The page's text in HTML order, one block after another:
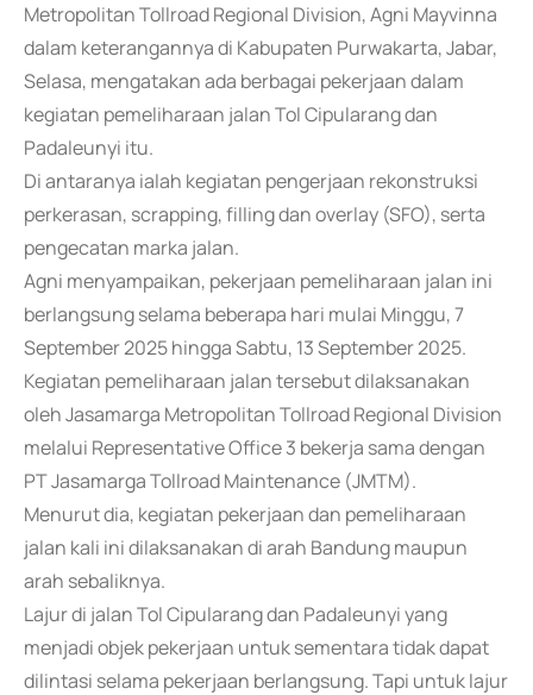
Metropolitan Tollroad Regional Division, Agni Mayvinna
dalam keterangannya di Kabupaten Purwakarta, Jabar,
Selasa, mengatakan ada berbagai pekerjaan dalam
kegiatan pemeliharaan jalan Tol Cipularang dan
Padaleunyi itu.
Di antaranya ialah kegiatan pengerjaan rekonstruksi
perkerasan, scrapping, filling dan overlay (SFO), serta
pengecatan marka jalan.
Agni menyampaikan, pekerjaan pemeliharaan jalan ini
berlangsung selama beberapa hari mulai Minggu, 7
September 2025 hingga Sabtu, 13 September 2025.
Kegiatan pemeliharaan jalan tersebut dilaksanakan
oleh Jasamarga Metropolitan Tollroad Regional Division
melalui Representative Office 3 bekerja sama dengan
PT Jasamarga Tollroad Maintenance (JMTM).
Menurut dia, kegiatan pekerjaan dan pemeliharaan
jalan kali ini dilaksanakan di arah Bandung maupun
arah sebaliknya.
Lajur di jalan Tol Cipularang dan Padaleunyi yang
menjadi objek pekerjaan untuk sementara tidak dapat
dilintasi selama pekerjaan berlangsung. Tapi untuk lajur